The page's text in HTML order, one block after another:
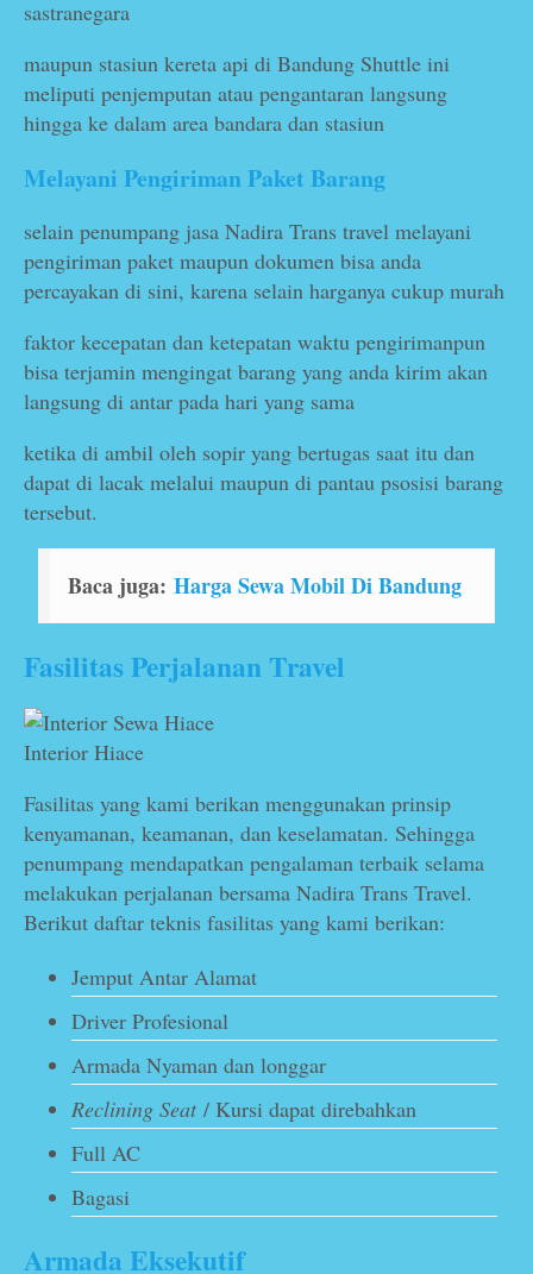
sastranegara
maupun stasiun kereta api di Bandung Shuttle ini
meliputi penjemputan atau pengantaran langsung
hingga ke dalam area bandara dan stasiun
Melayani Pengiriman Paket Barang
selain penumpang jasa Nadira Trans travel melayani
pengiriman paket maupun dokumen bisa anda
percayakan di sini, karena selain harganya cukup murah
faktor kecepatan dan ketepatan waktu pengirimanpun
bisa terjamin mengingat barang yang anda kirim akan
langsung di antar pada hari yang sama
ketika di ambil oleh sopir yang bertugas saat itu dan
dapat di lacak melalui maupun di pantau psosisi barang
tersebut.
Baca juga:Harga Sewa Mobil Di Bandung
Fasilitas Perjalanan Travel
Interior Hiace
Fasilitas yang kami berikan menggunakan prinsip
kenyamanan, keamanan, dan keselamatan. Sehingga
penumpang mendapatkan pengalaman terbaik selama
melakukan perjalanan bersama Nadira Trans Travel.
Berikut daftar teknis fasilitas yang kami berikan:
Jemput Antar Alamat
Driver Profesional
Armada Nyaman dan longgar
Reclining Seat/ Kursi dapat direbahkan
Full AC
Bagasi
Armada Eksekutif